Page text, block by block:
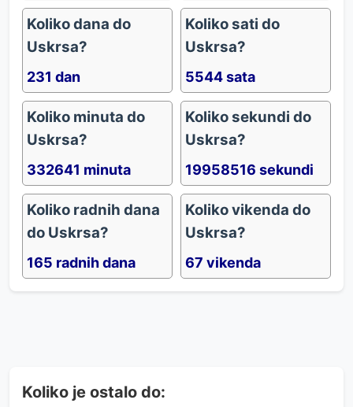
Koliko dana do
Uskrsa?
231 dan
Koliko sati do
Uskrsa?
5544 sata
Koliko minuta do
Uskrsa?
332641 minuta
Koliko sekundi do
Uskrsa?
19958516 sekundi
Koliko radnih dana
do Uskrsa?
165 radnih dana
Koliko vikenda do
Uskrsa?
67 vikenda
Koliko je ostalo do: